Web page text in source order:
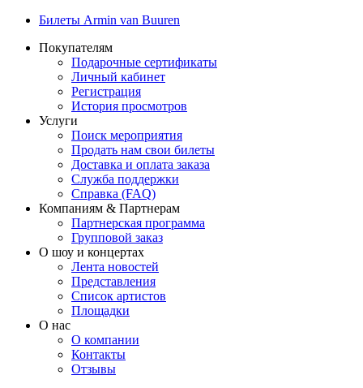
Билеты Armin van Buuren
Покупателям
Подарочные сертификаты
Личный кабинет
Регистрация
История просмотров
Услуги
Поиск мероприятия
Продать нам свои билеты
Доставка и оплата заказа
Служба поддержки
Справка (FAQ)
Компаниям & Партнерам
Партнерская программа
Групповой заказ
О шоу и концертах
Лента новостей
Представления
Список артистов
Площадки
О нас
О компании
Контакты
Отзывы